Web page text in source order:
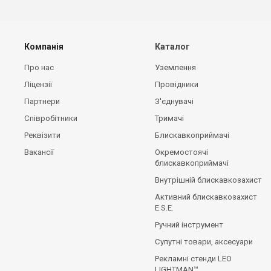
Компанія
Про нас
Ліцензії
Партнери
Співробітники
Реквізити
Вакансії
Каталог
Уземлення
Провідники
З'єднувачі
Тримачі
Блискавкоприймачі
Окремостоячі
блискавкоприймачі
Внутрішній блискавкозахист
Активний блискавкозахист
E.S.E.
Ручний інструмент
Супутні товари, аксесуари
Рекламні стенди LEO